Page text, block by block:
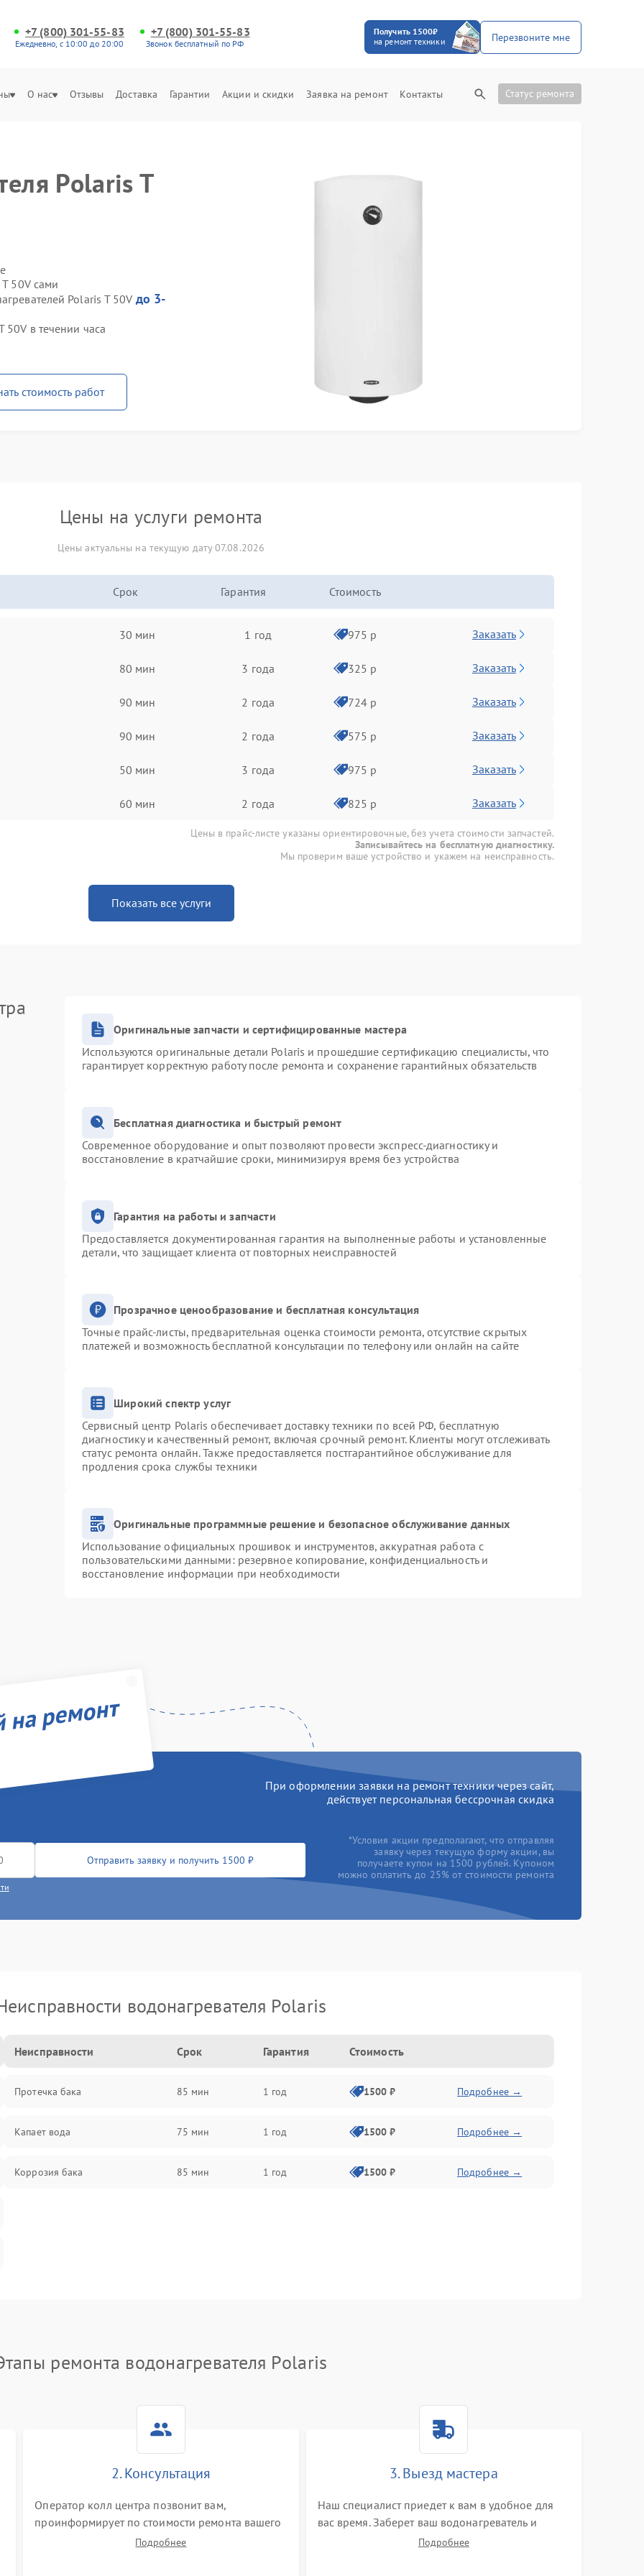
+7 (800) 301-55-83
Ежедневно, с 10:00 до 20:00
+7 (800) 301-55-83
Звонок бесплатный по РФ
Получить 1500₽
на ремонт техники
Перезвоните мне
О нас Отзывы Доставка Гарантии Акции и скидки Заявка на ремонт Контакты Статус ремонта
Polaris T
50V сами
Polaris T 50V до 3-
в течении часа
стоимость работ
Цены на услуги ремонта
Цены актуальны на текущую дату 07.08.2026
Срок Гарантия Стоимость
30 мин 1 год 975 р Заказать
80 мин 3 года 325 р Заказать
90 мин 2 года 724 р Заказать
90 мин 2 года 575 р Заказать
50 мин 3 года 975 р Заказать
60 мин 2 года 825 р Заказать
Цены в прайс-листе указаны ориентировочные, без учета стоимости запчастей.
Записывайтесь на бесплатную диагностику.
Мы проверим ваше устройство и укажем на неисправность.
Показать все услуги
Оригинальные запчасти и сертифицированные мастера
Используются оригинальные детали Polaris и прошедшие сертификацию специалисты, что
гарантирует корректную работу после ремонта и сохранение гарантийных обязательств
Бесплатная диагностика и быстрый ремонт
Современное оборудование и опыт позволяют провести экспресс-диагностику и
восстановление в кратчайшие сроки, минимизируя время без устройства
Гарантия на работы и запчасти
Предоставляется документированная гарантия на выполненные работы и установленные
детали, что защищает клиента от повторных неисправностей
Прозрачное ценообразование и бесплатная консультация
Точные прайс-листы, предварительная оценка стоимости ремонта, отсутствие скрытых
платежей и возможность бесплатной консультации по телефону или онлайн на сайте
Широкий спектр услуг
Сервисный центр Polaris обеспечивает доставку техники по всей РФ, бесплатную
диагностику и качественный ремонт, включая срочный ремонт. Клиенты могут отслеживать
статус ремонта онлайн. Также предоставляется постгарантийное обслуживание для
продления срока службы техники
Оригинальные программные решение и безопасное обслуживание данных
Использование официальных прошивок и инструментов, аккуратная работа с
пользовательскими данными: резервное копирование, конфиденциальность и
восстановление информации при необходимости
ремонт
При оформлении заявки на ремонт техники через сайт,
действует персональная бессрочная скидка
Отправить заявку и получить 1500 ₽
*Условия акции предполагают, что отправляя
заявку через текущую форму акции, вы
получаете купон на 1500 рублей. Купоном
можно оплатить до 25% от стоимости ремонта
водонагревателя Polaris
Неисправности Срок Гарантия Стоимость
Протечка бака 85 мин 1 год 1500 ₽ Подробнее →
Капает вода 75 мин 1 год 1500 ₽ Подробнее →
Коррозия бака 85 мин 1 год 1500 ₽ Подробнее →
ремонта водонагревателя Polaris
2. Консультация
Оператор колл центра позвонит вам,
проинформирует по стоимости ремонта вашего
водонагревателя а также ответит на все ваши
Подробнее
3. Выезд мастера
Наш специалист приедет к вам в удобное для
вас время. Заберет ваш водонагреватель и
привезет на склад для диагностики.
Подробнее